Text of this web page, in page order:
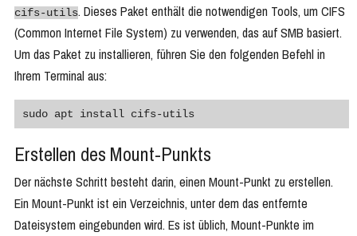
cifs-utils. Dieses Paket enthält die notwendigen Tools, um CIFS
(Common Internet File System) zu verwenden, das auf SMB basiert.
Um das Paket zu installieren, führen Sie den folgenden Befehl in
Ihrem Terminal aus:
sudo apt install cifs-utils
Erstellen des Mount-Punkts
Der nächste Schritt besteht darin, einen Mount-Punkt zu erstellen.
Ein Mount-Punkt ist ein Verzeichnis, unter dem das entfernte
Dateisystem eingebunden wird. Es ist üblich, Mount-Punkte im